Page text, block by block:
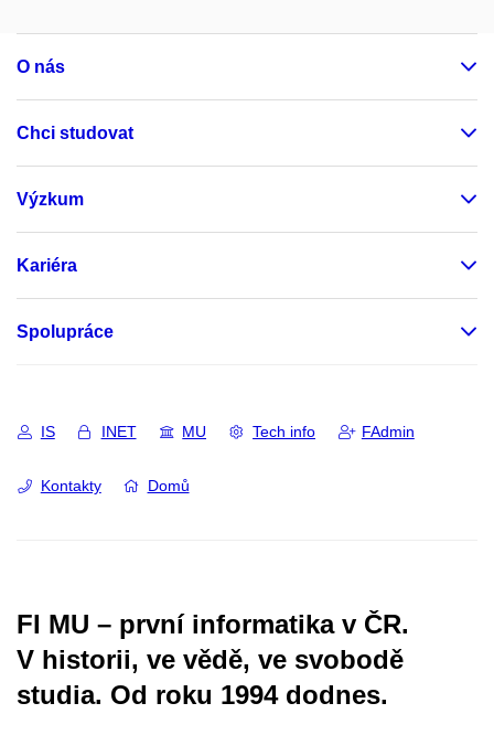
O nás
Chci studovat
Výzkum
Kariéra
Spolupráce
IS INET MU Tech info FAdmin
Kontakty Domů
FI MU – první informatika v ČR.
V historii, ve vědě, ve svobodě
studia. Od roku 1994 dodnes.